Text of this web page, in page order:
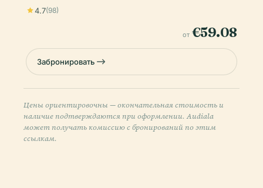
4.7(98)
от €59.08
Забронировать
Цены ориентировочны — окончательная стоимость и
наличие подтверждаются при оформлении. Audiala
может получать комиссию с бронирований по этим
ссылкам.